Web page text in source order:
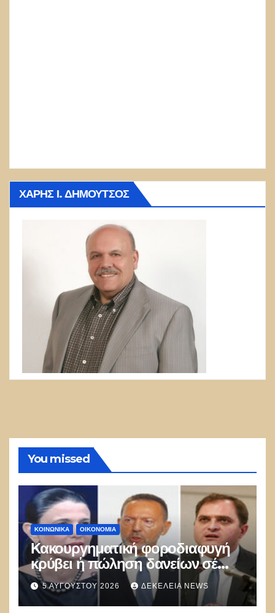
ΧΆΡΗΣ Ι. ΔΗΜΟΎΤΣΟΣ
You missed
ΚΟΙΝΩΝΙΚΑ ΟΙΚΟΝΟΜΙΑ
Κακουργηματική φοροδιαφυγή
κρύβει ἡ πώληση δανείων σέ
funds
5 ΑΥΓΟΎΣΤΟΥ 2026 ΔΕΚΈΛΕΙΑ NEWS